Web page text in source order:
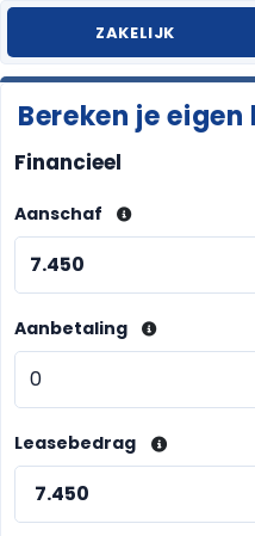
ZAKELIJK
Bereken je
Financieel
Aanschaf
Aanbetaling
Leasebedrag